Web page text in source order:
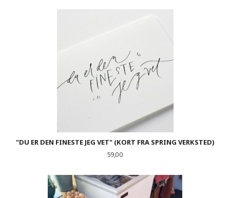
"DU ER DEN FINESTE JEG VET" (KORT FRA SPRING VERKSTED)
Pris
59,00